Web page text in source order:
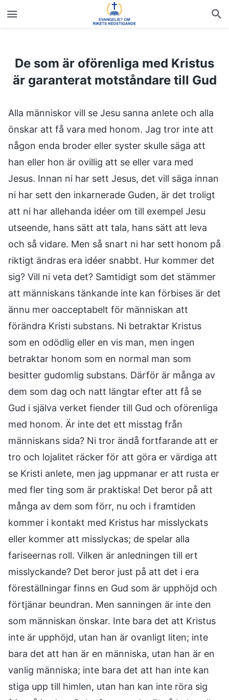
De som är oförenliga med Kristus
är garanterat motståndare till Gud
Alla människor vill se Jesu sanna anlete och alla
önskar att få vara med honom. Jag tror inte att
någon enda broder eller syster skulle säga att
han eller hon är ovillig att se eller vara med
Jesus. Innan ni har sett Jesus, det vill säga innan
ni har sett den inkarnerade Guden, är det troligt
att ni har allehanda idéer om till exempel Jesu
utseende, hans sätt att tala, hans sätt att leva
och så vidare. Men så snart ni har sett honom på
riktigt ändras era idéer snabbt. Hur kommer det
sig? Vill ni veta det? Samtidigt som det stämmer
att människans tänkande inte kan förbises är det
ännu mer oacceptabelt för människan att
förändra Kristi substans. Ni betraktar Kristus
som en odödlig eller en vis man, men ingen
betraktar honom som en normal man som
besitter gudomlig substans. Därför är många av
dem som dag och natt längtar efter att få se
Gud i själva verket fiender till Gud och oförenliga
med honom. Är inte det ett misstag från
människans sida? Ni tror ändå fortfarande att er
tro och lojalitet räcker för att göra er värdiga att
se Kristi anlete, men jag uppmanar er att rusta er
med fler ting som är praktiska! Det beror på att
många av dem som förr, nu och i framtiden
kommer i kontakt med Kristus har misslyckats
eller kommer att misslyckas; de spelar alla
fariseernas roll. Vilken är anledningen till ert
misslyckande? Det beror just på att det i era
föreställningar finns en Gud som är upphöjd och
förtjänar beundran. Men sanningen är inte den
som människan önskar. Inte bara det att Kristus
inte är upphöjd, utan han är ovanligt liten; inte
bara det att han är en människa, utan han är en
vanlig människa; inte bara det att han inte kan
stiga upp till himlen, utan han kan inte röra sig